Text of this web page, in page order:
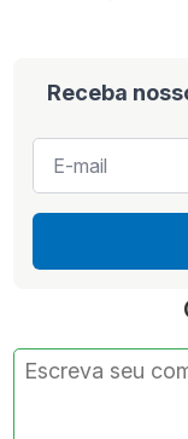
Receba
E-
mail